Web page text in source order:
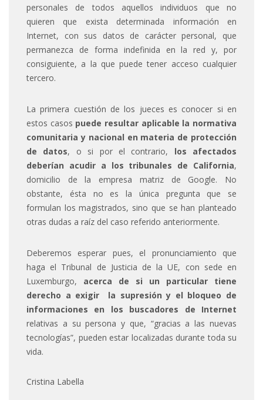
personales de todos aquellos individuos que no
quieren que exista determinada información en
Internet, con sus datos de carácter personal, que
permanezca de forma indefinida en la red y, por
consiguiente, a la que puede tener acceso cualquier
tercero.
La primera cuestión de los jueces es conocer si en
estos casos puede resultar aplicable la normativa
comunitaria y nacional en materia de protección
de datos, o si por el contrario, los afectados
deberían acudir a los tribunales de California,
domicilio de la empresa matriz de Google. No
obstante, ésta no es la única pregunta que se
formulan los magistrados, sino que se han planteado
otras dudas a raíz del caso referido anteriormente.
Deberemos esperar pues, el pronunciamiento que
haga el Tribunal de Justicia de la UE, con sede en
Luxemburgo, acerca de si un particular tiene
derecho a exigir la supresión y el bloqueo de
informaciones en los buscadores de Internet
relativas a su persona y que, “gracias a las nuevas
tecnologías”, pueden estar localizadas durante toda su
vida.
Cristina Labella